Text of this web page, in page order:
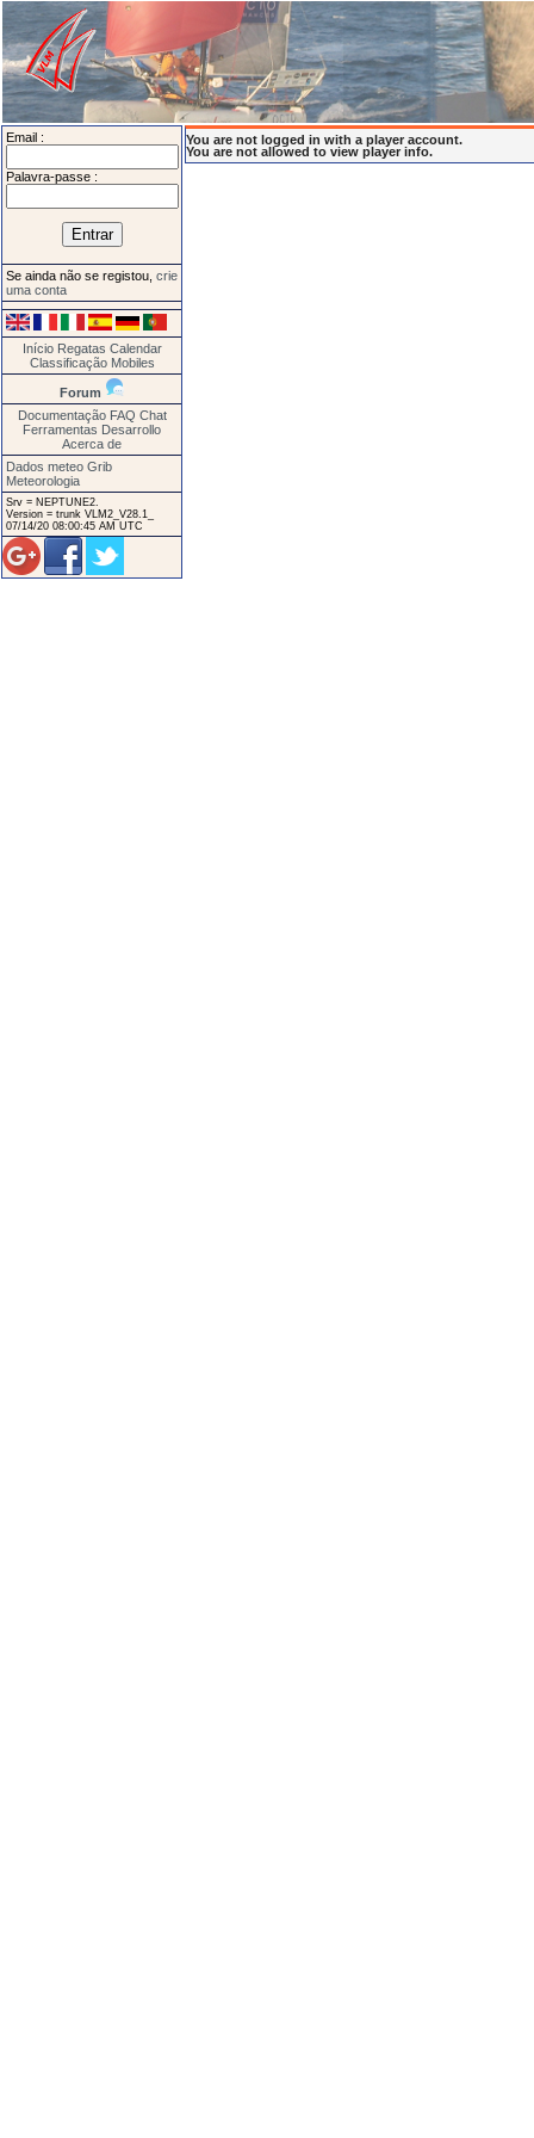
Email :
Palavra-passe :
Se ainda não se registou, crie
uma conta
Início Regatas Calendar
Classificação Mobiles
Forum
Documentação FAQ Chat
Ferramentas Desarrollo
Acerca de
Dados meteo Grib
Meteorologia
Srv = NEPTUNE2.
Version = trunk VLM2_V28.1_
07/14/20 08:00:45 AM UTC
You are not logged in with a player account.
You are not allowed to view player info.